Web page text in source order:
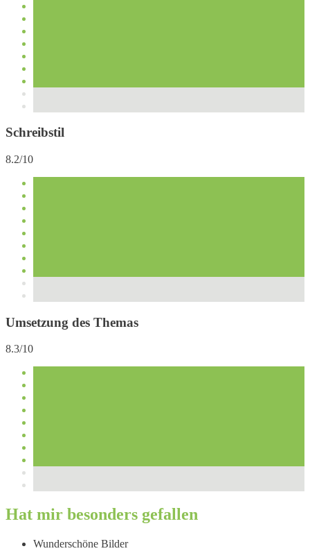
Schreibstil
8.2/10
Umsetzung des Themas
8.3/10
Hat mir besonders gefallen
Wunderschöne Bilder